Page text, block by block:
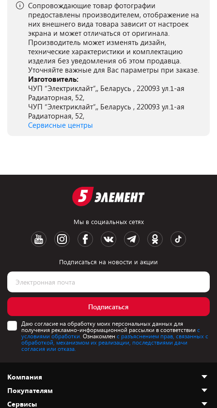
Сопровождающие товар фотографии
предоставлены производителем, отображение на
них внешнего вида товара зависит от настроек
экрана и может отличаться от оригинала.
Производитель может изменять дизайн,
технические характеристики и комплектацию
изделия без уведомления об этом продавца.
Уточняйте важные для Вас параметры при заказе.
Изготовитель:
ЧУП “Электриклайт”,, Беларусь , 220093 ул.1-ая
Радиаторная, 52,
ЧУП “Электриклайт”,, Беларусь , 220093 ул.1-ая
Радиаторная, 52,
Сервисные центры
Мы в социальных сетях
Подписаться на новости и акции
Подписаться
Даю согласие на обработку моих персональных данных для
получения рекламно-информационной рассылки в соответствии с
условиями обработки. Ознакомлен с разъяснением прав, связанных с
обработкой, механизмом их реализации, последствиями дачи
согласия или отказа.
Компания
О нас
Покупателям
Сервисы